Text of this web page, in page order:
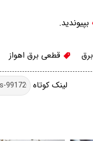
بپیوندید.
قطعی برق اهواز
لینک کوتاه